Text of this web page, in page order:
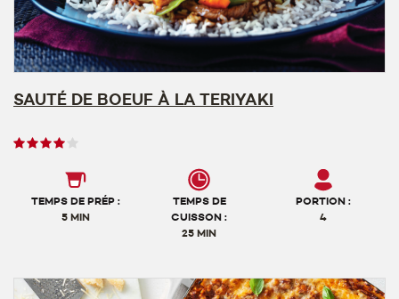
SAUTÉ DE BOEUF À LA TERIYAKI
Note
utilisateurs,
TEMPS DE PRÉP :
5 MIN
TEMPS DE
CUISSON :
25 MIN
PORTION :
4